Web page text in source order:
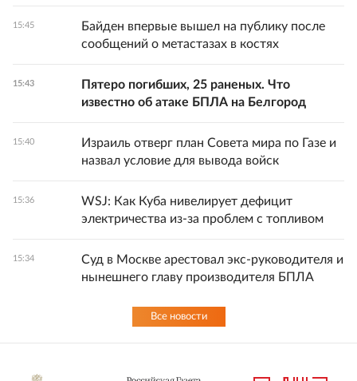
15:45
Байден впервые вышел на публику после
сообщений о метастазах в костях
15:43
Пятеро погибших, 25 раненых. Что
известно об атаке БПЛА на Белгород
15:40
Израиль отверг план Совета мира по Газе и
назвал условие для вывода войск
15:36
WSJ: Как Куба нивелирует дефицит
электричества из-за проблем с топливом
15:34
Суд в Москве арестовал экс-руководителя и
нынешнего главу производителя БПЛА
Все новости